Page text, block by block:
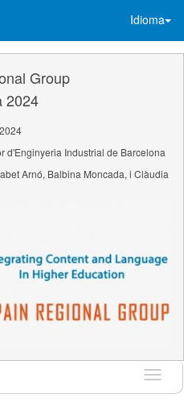
Idioma
Group
2024
d'Enginyeria Industrial de Barcelona
Arnó, Balbina Moncada, i Clàudia
Idioma